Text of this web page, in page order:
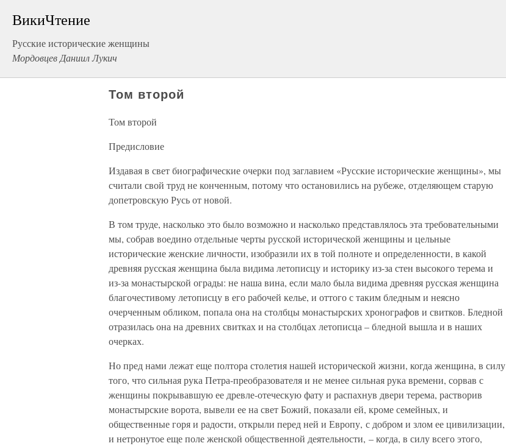
ВикиЧтение
Русские исторические женщины
Мордовцев Даниил Лукич
Том второй
Том второй
Предисловие
Издавая в свет биографические очерки под заглавием «Русские исторические женщины», мы
считали свой труд не конченным, потому что остановились на рубеже, отделяющем старую
допетровскую Русь от новой.
В том труде, насколько это было возможно и насколько представлялось эта требовательными
мы, собрав воедино отдельные черты русской исторической женщины и цельные
исторические женские личности, изобразили их в той полноте и определенности, в какой
древняя русская женщина была видима летописцу и историку из-за стен высокого терема и
из-за монастырской ограды: не наша вина, если мало была видима древняя русская женщина
благочестивому летописцу в его рабочей келье, и оттого с таким бледным и неясно
очерченным обликом, попала она на столбцы монастырских хронографов и свитков. Бледной
отразилась она на древних свитках и на столбцах летописца – бледной вышла и в наших
очерках.
Но пред нами лежат еще полтора столетия нашей исторической жизни, когда женщина, в силу
того, что сильная рука Петра-преобразователя и не менее сильная рука времени, сорвав с
женщины покрывавшую ее древле-отеческую фату и распахнув двери терема, растворив
монастырские ворота, вывели ее на свет Божий, показали ей, кроме семейных, и
общественные горя и радости, открыли перед ней и Европу, с добром и злом ее цивилизации,
и нетронутое еще поле женской общественной деятельности, – когда, в силу всего этого,